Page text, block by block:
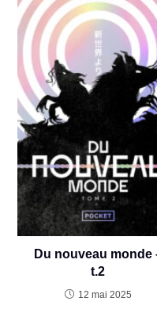
Du nouveau monde
t.2
12 mai 2025